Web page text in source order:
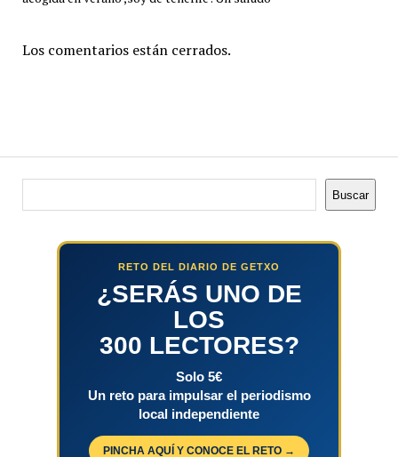
Los comentarios están cerrados.
Buscar
RETO DEL DIARIO DE GETXO
¿SERÁS UNO DE
LOS
300 LECTORES?
Solo 5€
Un reto para impulsar el periodismo
local independiente
PINCHA AQUÍ Y CONOCE EL RETO →